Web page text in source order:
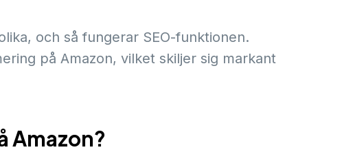
och så fungerar SEO-funktionen.
på Amazon, vilket skiljer sig markant
Amazon?